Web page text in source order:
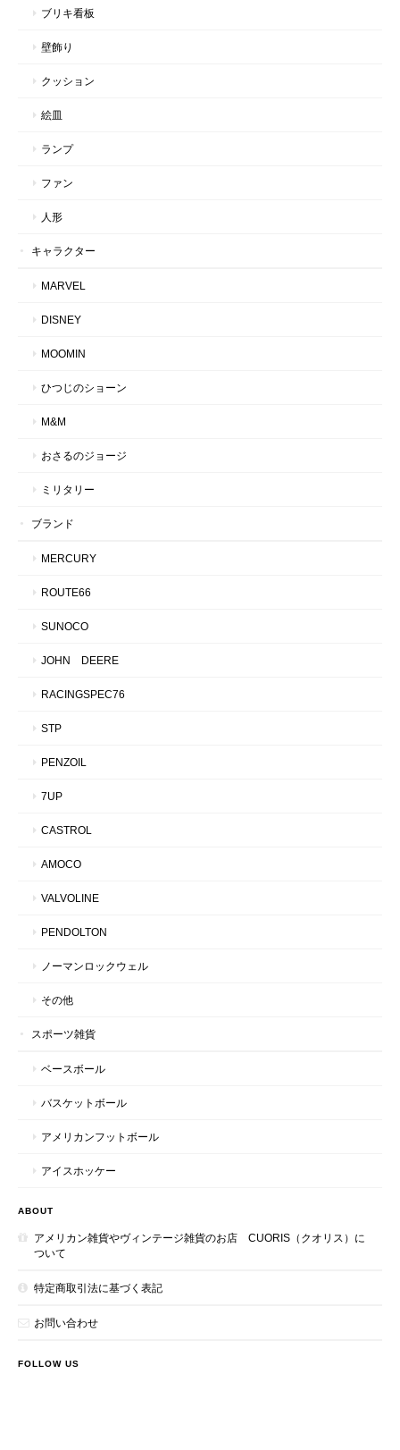
ブリキ看板
壁飾り
クッション
絵皿
ランプ
ファン
人形
キャラクター
MARVEL
DISNEY
MOOMIN
ひつじのショーン
M&M
おさるのジョージ
ミリタリー
ブランド
MERCURY
ROUTE66
SUNOCO
JOHN DEERE
RACINGSPEC76
STP
PENZOIL
7UP
CASTROL
AMOCO
VALVOLINE
PENDOLTON
ノーマンロックウェル
その他
スポーツ雑貨
ベースボール
バスケットボール
アメリカンフットボール
アイスホッケー
ABOUT
アメリカン雑貨やヴィンテージ雑貨のお店 CUORIS（クオリス）に
ついて
特定商取引法に基づく表記
お問い合わせ
FOLLOW US